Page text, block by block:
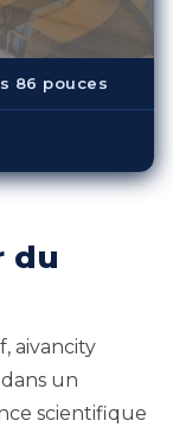
86 pouces
du
aivancity
un
scientifique